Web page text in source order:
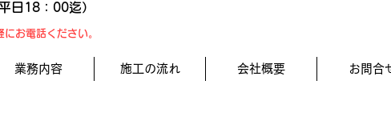
日18：00迄）
お電話ください。
業務内容 施工の流れ 会社概要 お問合